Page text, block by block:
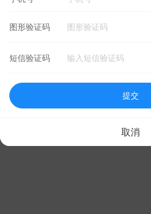
图形验证码
短信验证码
提交
取消